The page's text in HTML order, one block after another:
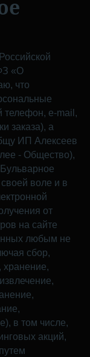
«О
что
телефон, e-mail,
заказа), а
ИП Алексеев
- Общество),
воле и в
от
на сайте
любым не
сбор,
хранение,
в том числе,
акций,